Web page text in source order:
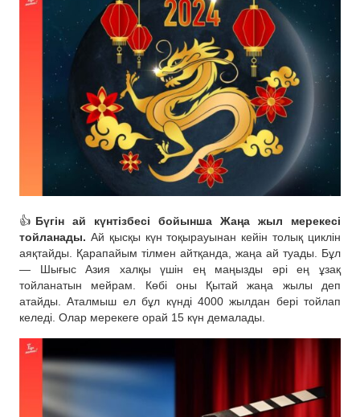
👍 Бүгін ай күнтізбесі бойынша Жаңа жыл мерекесі
тойланады. Ай қысқы күн тоқырауынан кейін толық циклін
аяқтайды. Қарапайым тілмен айтқанда, жаңа ай туады. Бұл
— Шығыс Азия халқы үшін ең маңызды әрі ең ұзақ
тойланатын мейрам. Көбі оны Қытай жаңа жылы деп
атайды. Аталмыш ел бұл күнді 4000 жылдан бері тойлап
келеді. Олар мерекеге орай 15 күн демалады.